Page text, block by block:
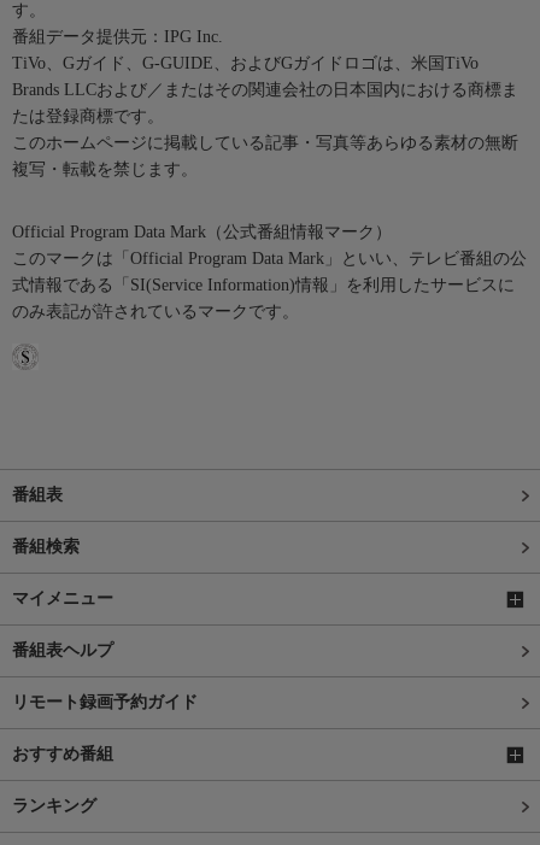
す。
番組データ提供元：IPG Inc.
TiVo、Gガイド、G-GUIDE、およびGガイドロゴは、米国TiVo
Brands LLCおよび／またはその関連会社の日本国内における商標ま
たは登録商標です。
このホームページに掲載している記事・写真等あらゆる素材の無断
複写・転載を禁じます。
Official Program Data Mark（公式番組情報マーク）
このマークは「Official Program Data Mark」といい、テレビ番組の公
式情報である「SI(Service Information)情報」を利用したサービスに
のみ表記が許されているマークです。
番組表
番組検索
マイメニュー
番組表ヘルプ
リモート録画予約ガイド
おすすめ番組
ランキング